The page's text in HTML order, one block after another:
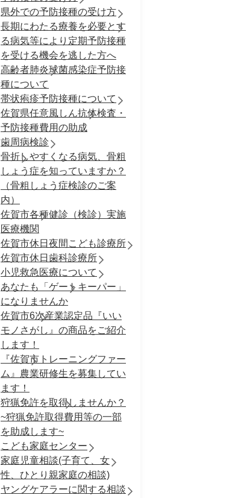
県外での予防接種の受け方
長期にわたる療養を必要とす
る病気等により定期予防接種
を受ける機会を逃した方へ
高齢者肺炎球菌感染症予防接
種について
帯状疱疹予防接種について
佐賀県任意風しん抗体検査・
予防接種費用の助成
歯周病検診
骨折しやすくなる病気、骨粗
しょう症を知っていますか？
（骨粗しょう症検診のご案
内）
佐賀市各種健診（検診）実施
医療機関
佐賀市休日夜間こども診療所
佐賀市休日歯科診療所
小児救急医療について
あなたも「ゲートキーパー」
になりませんか
佐賀市6次産業認定品『いい
モノさがし』の商品をご紹介
します！
『佐賀市トレーニングファー
ム』農業研修生を募集してい
ます！
狩猟免許を取得しませんか？
~狩猟免許取得費用等の一部
を助成します~
こども家庭センター
家庭児童相談(子育て、女
性、ひとり親家庭の相談)
ヤングケアラーに関する相談